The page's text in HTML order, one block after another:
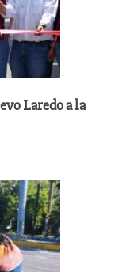
Laredo a la